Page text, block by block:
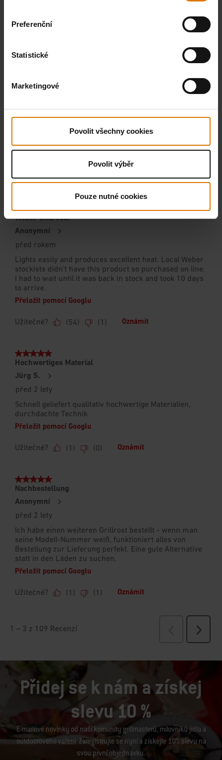
Preferenční
Statistické
Marketingové
Povolit všechny cookies
Povolit výběr
Pouze nutné cookies
Přidej se k nám a získej
slevu 10 %
E-mailové novinky od naší komunity grillmasterů, milovníků jídla a
outdoorového vaření. Zaregistrujte se nyní a získejte 10% slevu na
svou první objednávku.